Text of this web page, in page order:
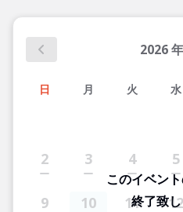
2026年
日 月 火 水
2 3 4 5
9 10 11 12
このイベン
終了致